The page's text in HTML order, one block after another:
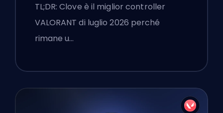
TL;DR: Clove è il miglior controller
VALORANT di luglio 2026 perché
rimane u…